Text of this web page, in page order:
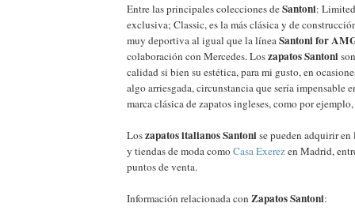
Entre las principales colecciones deSantoni:
exclusiva; Classic, es la más clásica y de
muy deportiva al igual que la líneaSantoni for
colaboración con Mercedes. Loszapatos Santoni
calidad si bien su estética, para mi gusto, en
algo arriesgada, circunstancia que sería impensable
marca clásica de zapatos ingleses, como por ejemplo,
Loszapatos italianos Santonise pueden adquirir en
y tiendas de moda comoCasa Exerezen Madrid,
puntos de venta.
Información relacionada con Zapatos Santoni: